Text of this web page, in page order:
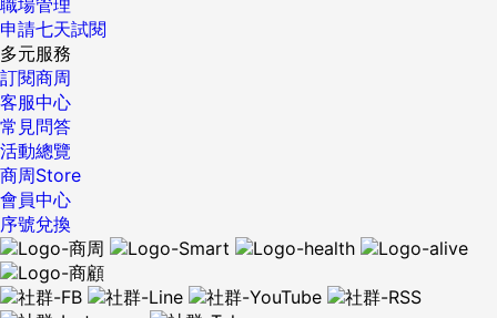
申請七天試閱
多元服務
訂閱商周
客服中心
常見問答
活動總覽
商周Store
會員中心
序號兌換